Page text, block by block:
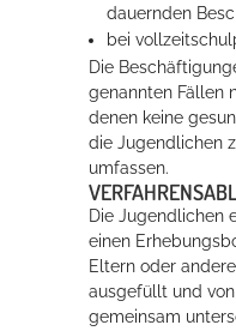
dauernden
bei
Die
genannten Fällen
denen keine
die Jugendlichen
umfassen.
Die Jugendlichen
einen
Eltern oder
ausgefüllt und
gemeinsam